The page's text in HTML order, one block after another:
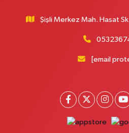
0 (212) 924 95 90 Yol Tarifi Al
Doğapark Eczanesi
Şişli Merkez Mah. Hasat
[email